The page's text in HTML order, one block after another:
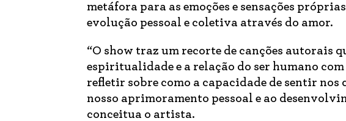
metáfora para as emoções e sensações
evolução pessoal e coletiva através do amor.
“O show traz um recorte de canções autorais
espiritualidade e a relação do ser humano
refletir sobre como a capacidade de sentir
nosso aprimoramento pessoal e ao
conceitua o artista.